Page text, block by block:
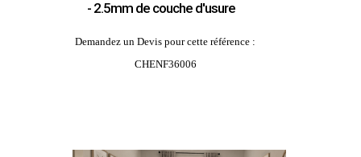
- 2.5mm de couche d'usure
Demandez un Devis pour cette référence :
CHENF36006